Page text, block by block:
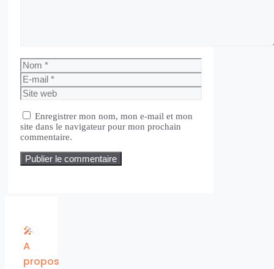
Nom
E-
mail
Site
web
Enregistrer mon nom, mon e-mail et mon
site dans le navigateur pour mon prochain
commentaire.
🎤
A
propos